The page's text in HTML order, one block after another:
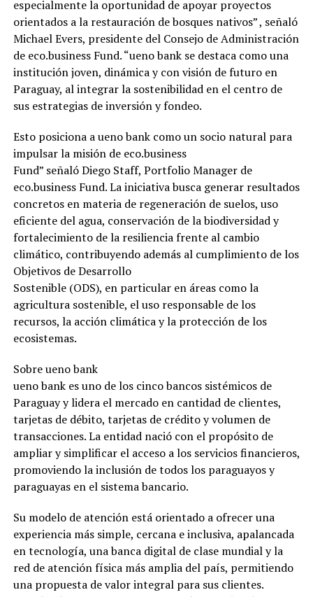
especialmente la oportunidad de apoyar proyectos
orientados a la restauración de bosques nativos” , señaló
Michael Evers, presidente del Consejo de Administración
de eco.business Fund. “ueno bank se destaca como una
institución joven, dinámica y con visión de futuro en
Paraguay, al integrar la sostenibilidad en el centro de
sus estrategias de inversión y fondeo.
Esto posiciona a ueno bank como un socio natural para
impulsar la misión de eco.business
Fund” señaló Diego Staff, Portfolio Manager de
eco.business Fund. La iniciativa busca generar resultados
concretos en materia de regeneración de suelos, uso
eficiente del agua, conservación de la biodiversidad y
fortalecimiento de la resiliencia frente al cambio
climático, contribuyendo además al cumplimiento de los
Objetivos de Desarrollo
Sostenible (ODS), en particular en áreas como la
agricultura sostenible, el uso responsable de los
recursos, la acción climática y la protección de los
ecosistemas.
Sobre ueno bank
ueno bank es uno de los cinco bancos sistémicos de
Paraguay y lidera el mercado en cantidad de clientes,
tarjetas de débito, tarjetas de crédito y volumen de
transacciones. La entidad nació con el propósito de
ampliar y simplificar el acceso a los servicios financieros,
promoviendo la inclusión de todos los paraguayos y
paraguayas en el sistema bancario.
Su modelo de atención está orientado a ofrecer una
experiencia más simple, cercana e inclusiva, apalancada
en tecnología, una banca digital de clase mundial y la
red de atención física más amplia del país, permitiendo
una propuesta de valor integral para sus clientes.